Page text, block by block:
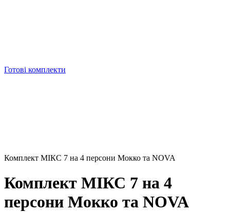
Готові комплекти
Комплект МІКС 7 на 4 персони Мокко та NOVA
Комплект МІКС 7 на 4
персони Мокко та NOVA